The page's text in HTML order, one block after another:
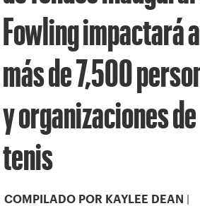
Fowling impactará a
más de 7,500
y organizaciones de
tenis
COMPILADO POR KAYLEE DEAN